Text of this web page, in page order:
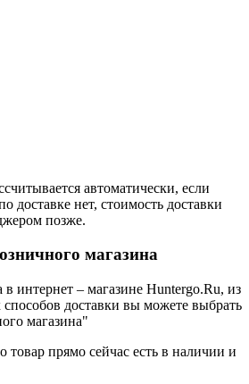
автоматически, если
доставке нет, стоимость доставки
позже.
магазина
интернет – магазине Huntergo.Ru, из
доставки вы можете выбрать
магазина"
товар прямо сейчас есть в наличии и